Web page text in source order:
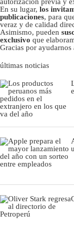
En su lugar, los
publicaciones, para
veraz y de calidad
Asimismo, pueden
exclusivo que
Gracias por
últimas noticias